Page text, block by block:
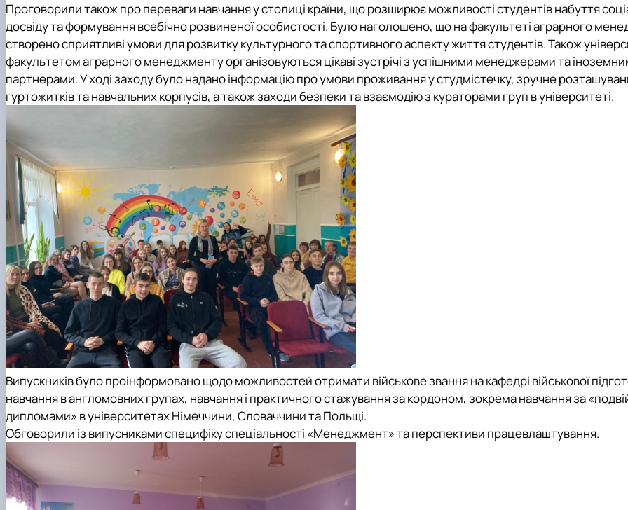
Проговорили також про переваги навчання у столиці країни, що розширює можливості студентів набуття
досвіду та формування всебічно розвиненої особистості. Було наголошено, що на факультеті аграрного
створено сприятливі умови для розвитку культурного та спортивного аспекту життя студентів. Також
факультетом аграрного менеджменту організовуються цікаві зустрічі з успішними менеджерами та
партнерами.У ході заходу було надано інформацію про умови проживання у студмістечку, зручне
гуртожитків та навчальних корпусів, а також заходи безпеки та взаємодію з кураторами груп в університеті.
Випускників було проінформовано щодо можливостей отримати військове звання на кафедрі військової
навчання в англомовних групах, навчання і практичного стажування за кордоном, зокрема навчання за
дипломами» в університетах Німеччини, Словаччини та Польщі.
Обговорили із випусниками специфіку спеціальності «Менеджмент» та перспективи працевлаштування.